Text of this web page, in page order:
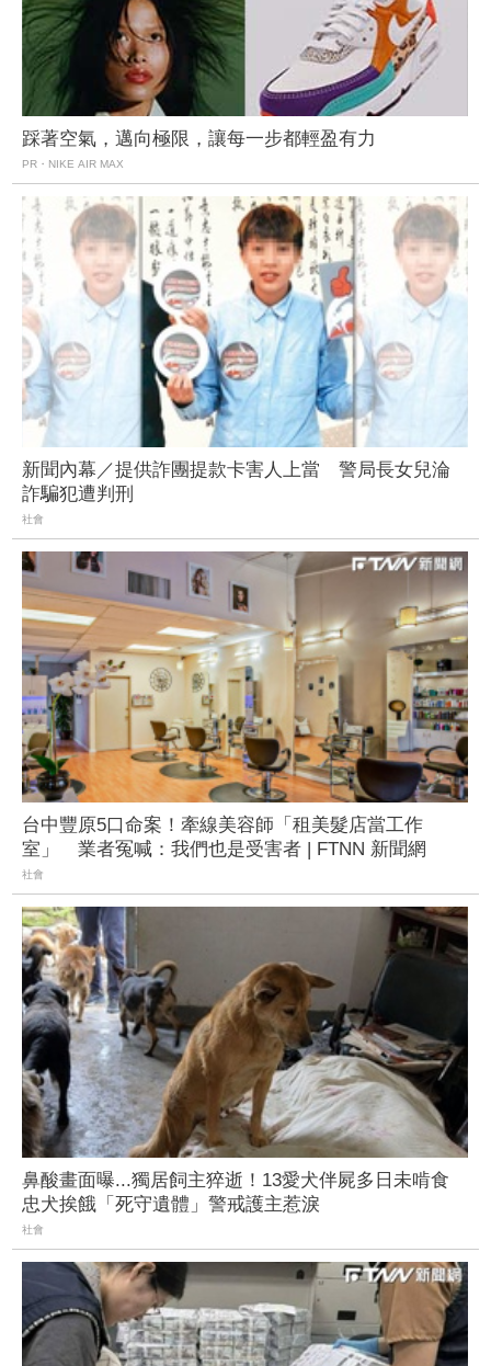
踩著空氣，邁向極限，讓每一步都輕盈有力
PR・NIKE AIR MAX
新聞內幕／提供詐團提款卡害人上當 警局長女兒淪
詐騙犯遭判刑
社會
台中豐原5口命案！牽線美容師「租美髮店當工作
室」 業者冤喊：我們也是受害者 | FTNN 新聞網
社會
鼻酸畫面曝...獨居飼主猝逝！13愛犬伴屍多日未啃食
忠犬挨餓「死守遺體」警戒護主惹淚
社會